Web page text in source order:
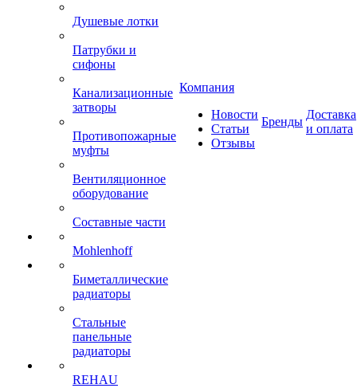
Душевые лотки
Патрубки и
сифоны
Канализационные
затворы
Противопожарные
муфты
Вентиляционное
оборудование
Составные части
Mohlenhoff
Биметаллические
радиаторы
Стальные
панельные
радиаторы
REHAU
Компания
Новости
Статьи
Отзывы
Бренды
Доставка
и оплата